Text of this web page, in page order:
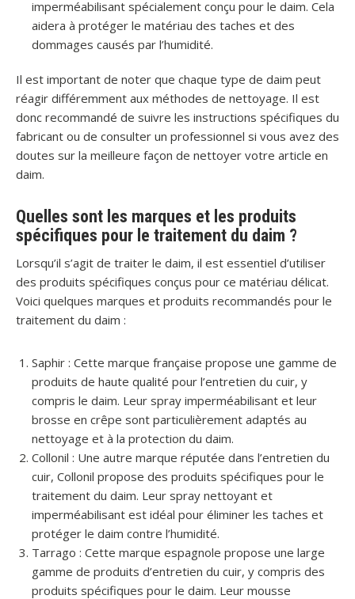
imperméabilisant spécialement conçu pour le daim. Cela
aidera à protéger le matériau des taches et des
dommages causés par l’humidité.
Il est important de noter que chaque type de daim peut
réagir différemment aux méthodes de nettoyage. Il est
donc recommandé de suivre les instructions spécifiques du
fabricant ou de consulter un professionnel si vous avez des
doutes sur la meilleure façon de nettoyer votre article en
daim.
Quelles sont les marques et les produits
spécifiques pour le traitement du daim ?
Lorsqu’il s’agit de traiter le daim, il est essentiel d’utiliser
des produits spécifiques conçus pour ce matériau délicat.
Voici quelques marques et produits recommandés pour le
traitement du daim :
Saphir : Cette marque française propose une gamme de
produits de haute qualité pour l’entretien du cuir, y
compris le daim. Leur spray imperméabilisant et leur
brosse en crêpe sont particulièrement adaptés au
nettoyage et à la protection du daim.
Collonil : Une autre marque réputée dans l’entretien du
cuir, Collonil propose des produits spécifiques pour le
traitement du daim. Leur spray nettoyant et
imperméabilisant est idéal pour éliminer les taches et
protéger le daim contre l’humidité.
Tarrago : Cette marque espagnole propose une large
gamme de produits d’entretien du cuir, y compris des
produits spécifiques pour le daim. Leur mousse